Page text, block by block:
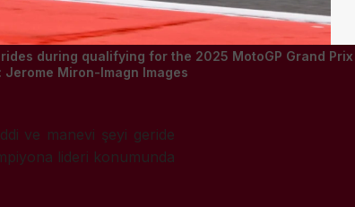
during qualifying for the 2025 MotoGP Grand
Miron-Imagn Images
ve manevi şeyi geride
lideri konumunda